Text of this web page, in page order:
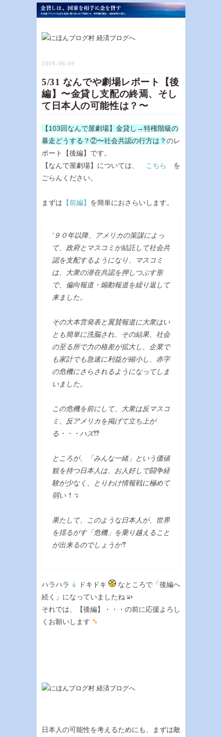
2009-06-09
5/31 なんでや劇場レポート【後
編】〜金貸し支配の終焉、そし
て日本人の可能性は？〜
【103回なんで屋劇場】金貸し→特権階級の
暴走どうする？②〜社会共認の行方は？のレ
ポート【後編】です。
【なんで屋劇場】については、
こちら
を
ごらんください。
まずは 【前編】 を簡単におさらいします。
’９０年以降、アメリカの策謀によっ
て、政府とマスコミが結託して社会共
認を支配するようになり、マスコミ
は、大衆の潜在共認を押しつぶす形
で、偏向報道・煽動報道を繰り返して
来ました。
その大本営発表と翼賛報道に大衆はい
とも簡単に洗脳され、その結果、社会
の至る所で力の格差が拡大し、企業で
も家計でも急速に利益が縮小し、赤字
の危機にさらされるようになってしま
いました。
この危機を前にして、大衆は反マスコ
ミ、反アメリカを掲げて立ち上が
る・・・ハズ
ところが、「みんな一緒」という価値
観を持つ日本人は、お人好しで闘争経
験が少なく、とりわけ情報戦に極めて
弱い
果たして、このような日本人が、世界
を揺るがす「危機」を乗り越えること
が出来るのでしょうか
ハラハラ ドキドキ
なところで「後編へ
続く」になっていましたね
それでは、【後編】・・・の前に応援よろし
くお願いします
日本人の可能性を考えるためにも、まずは敵